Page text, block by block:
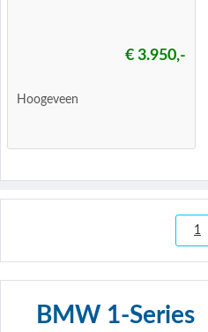
€ 3.950,-
Hoogeveen
1
BMW 1-Series